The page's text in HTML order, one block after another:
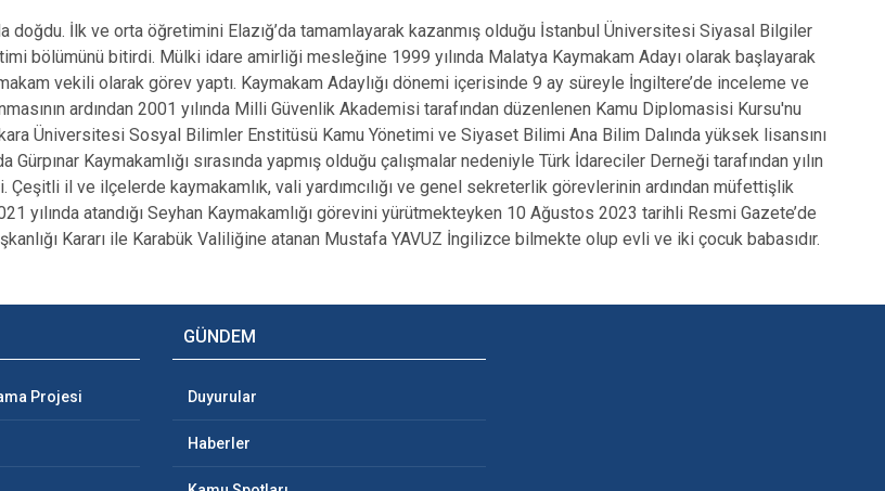
doğdu. İlk ve orta öğretimini Elazığ’da tamamlayarak kazanmış olduğu İstanbul Üniversitesi Siyasal Bilgiler
bölümünü bitirdi. Mülki idare amirliği mesleğine 1999 yılında Malatya Kaymakam Adayı olarak başlayarak
vekili olarak görev yaptı. Kaymakam Adaylığı dönemi içerisinde 9 ay süreyle İngiltere’de inceleme ve
ardından 2001 yılında Milli Güvenlik Akademisi tarafından düzenlenen Kamu Diplomasisi Kursu'nu
Üniversitesi Sosyal Bilimler Enstitüsü Kamu Yönetimi ve Siyaset Bilimi Ana Bilim Dalında yüksek lisansını
Gürpınar Kaymakamlığı sırasında yapmış olduğu çalışmalar nedeniyle Türk İdareciler Derneği tarafından yılın
Çeşitli il ve ilçelerde kaymakamlık, vali yardımcılığı ve genel sekreterlik görevlerinin ardından müfettişlik
yılında atandığı Seyhan Kaymakamlığı görevini yürütmekteyken 10 Ağustos 2023 tarihli Resmi Gazete’de
Kararı ile Karabük Valiliğine atanan Mustafa YAVUZ İngilizce bilmekte olup evli ve iki çocuk babasıdır.
Projesi
GÜNDEM
Duyurular
Haberler